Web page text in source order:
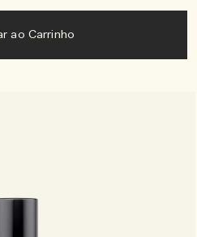
ao Carrinho